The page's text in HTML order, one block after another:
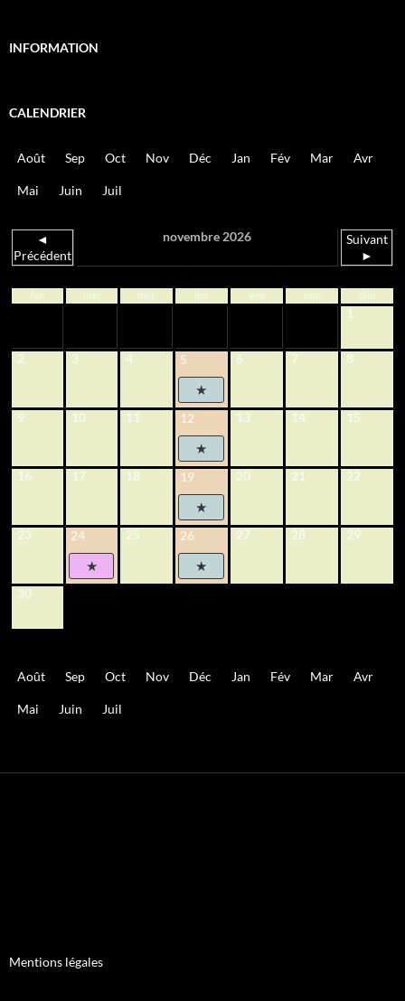
INFORMATION
CALENDRIER
Août Sep Oct Nov Déc Jan Fév Mar Avr
Mai Juin Juil
◄
Précédent
novembre 2026
Suivant
►
lun mar mer jeu ven sam dim
1
2 3 4 5 6 7 8
9 10 11 12 13 14 15
16 17 18 19 20 21 22
23 24 25 26 27 28 29
30
Août Sep Oct Nov Déc Jan Fév Mar Avr
Mai Juin Juil
Mentions légales